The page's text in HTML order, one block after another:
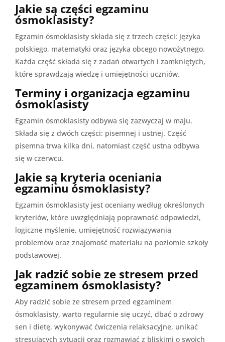
Jakie są części egzaminu
ósmoklasisty?
Egzamin ósmoklasisty składa się z trzech części: języka
polskiego, matematyki oraz języka obcego nowożytnego.
Każda część składa się z zadań otwartych i zamkniętych,
które sprawdzają wiedzę i umiejętności uczniów.
Terminy i organizacja egzaminu
ósmoklasisty
Egzamin ósmoklasisty odbywa się zazwyczaj w maju.
Składa się z dwóch części: pisemnej i ustnej. Część
pisemna trwa kilka dni, natomiast część ustna odbywa
się w czerwcu.
Jakie są kryteria oceniania
egzaminu ósmoklasisty?
Egzamin ósmoklasisty jest oceniany według określonych
kryteriów, które uwzględniają poprawność odpowiedzi,
logiczne myślenie, umiejętność rozwiązywania
problemów oraz znajomość materiału na poziomie szkoły
podstawowej.
Jak radzić sobie ze stresem przed
egzaminem ósmoklasisty?
Aby radzić sobie ze stresem przed egzaminem
ósmoklasisty, warto regularnie się uczyć, dbać o zdrowy
sen i dietę, wykonywać ćwiczenia relaksacyjne, unikać
stresujących sytuacji oraz rozmawiać z bliskimi o swoich